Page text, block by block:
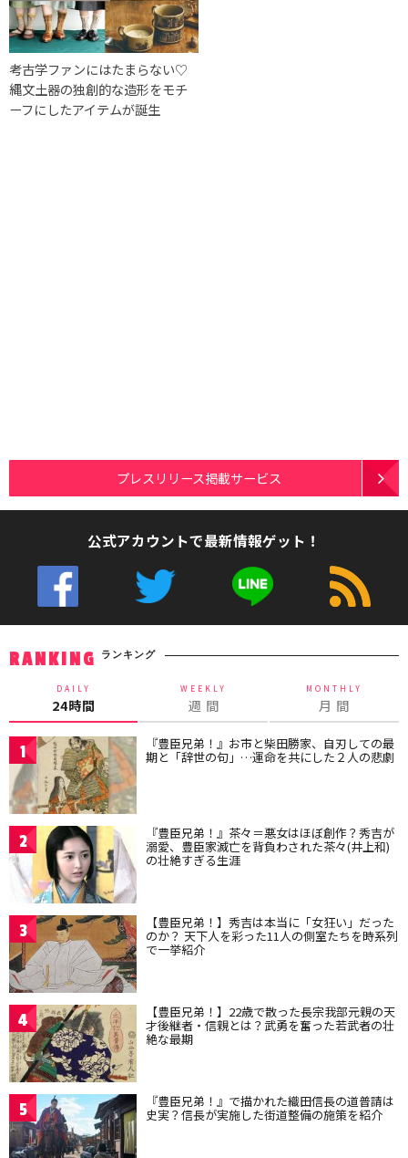
考古学ファンにはたまらない♡
縄文土器の独創的な造形をモチ
ーフにしたアイテムが誕生
プレスリリース掲載サービス
公式アカウントで最新情報ゲット！
RANKING ランキング
DAILY
24時間
WEEKLY
週 間
MONTHLY
月 間
1 『豊臣兄弟！』お市と柴田勝家、自刃しての最
期と「辞世の句」…運命を共にした２人の悲劇
2 『豊臣兄弟！』茶々＝悪女はほぼ創作？秀吉が
溺愛、豊臣家滅亡を背負わされた茶々(井上和)
の壮絶すぎる生涯
3 【豊臣兄弟！】秀吉は本当に「女狂い」だった
のか？ 天下人を彩った11人の側室たちを時系列
で一挙紹介
4 【豊臣兄弟！】22歳で散った長宗我部元親の天
才後継者・信親とは？武勇を奮った若武者の壮
絶な最期
5 『豊臣兄弟！』で描かれた織田信長の道普請は
史実？信長が実施した街道整備の施策を紹介